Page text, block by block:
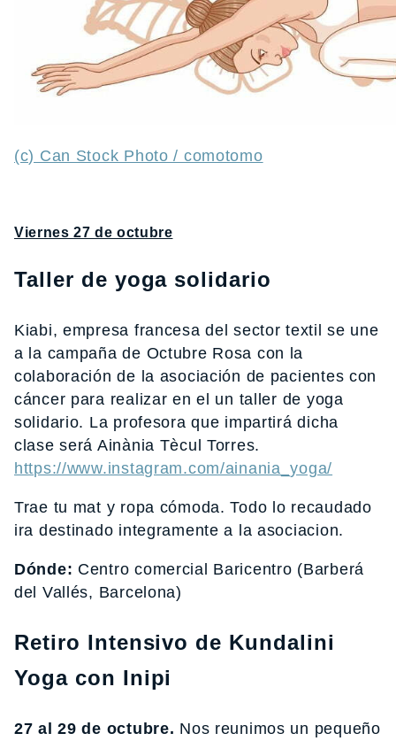
(c) Can Stock Photo / comotomo
Viernes 27 de octubre
Taller de yoga solidario
Kiabi, empresa francesa del sector textil se une
a la campaña de Octubre Rosa con la
colaboración de la asociación de pacientes con
cáncer para realizar en el un taller de yoga
solidario. La profesora que impartirá dicha
clase será Ainània Tècul Torres.
https://www.instagram.com/ainania_yoga/
Trae tu mat y ropa cómoda. Todo lo recaudado
ira destinado integramente a la asociacion.
Dónde: Centro comercial Baricentro (Barberá
del Vallés, Barcelona)
Retiro Intensivo de Kundalini
Yoga con Inipi
27 al 29 de octubre. Nos reunimos un pequeño